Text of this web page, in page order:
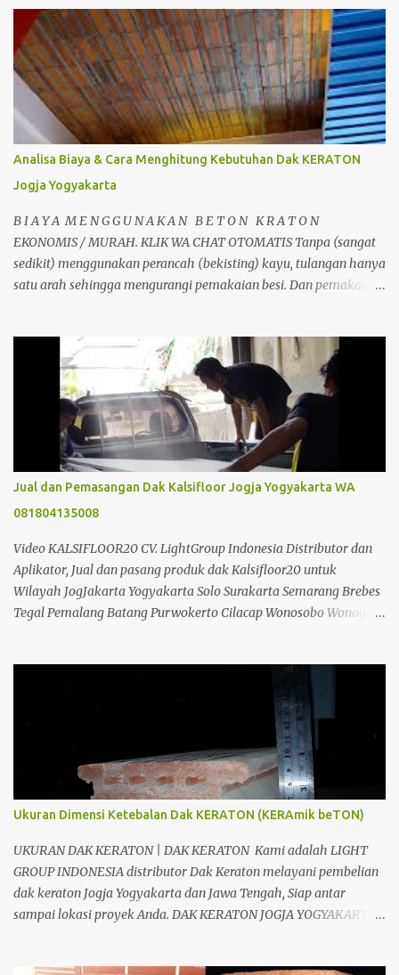
Analisa Biaya & Cara Menghitung Kebutuhan Dak KERATON
Jogja Yogyakarta
B I A Y A M E N G G U N A K A N B E T O N K R A T O N
EKONOMIS / MURAH. KLIK WA CHAT OTOMATIS Tanpa (sangat
sedikit) menggunakan perancah (bekisting) kayu, tulangan hanya
satu arah sehingga mengurangi pemakaian besi. Dan pemakaian
pembongkaran. Jadi jelas dari segi perancah sangat ada
penghematan. dibandingkan dengan pembuatan plat lantai beton
konvensional biasa. Selain itu juga tidak memerlukan alat bantu
seperti krane, sehingga dapat mengurangi biaya konstruksi.
Analisa Perbandingan Cor Beton Konfensional Dan Dak Beton
Kraton Analisa Harga Biaya Pekerjaan Beton Kraton/m2 & Cara
Menghitung Kebutuhan Dak KERATON : 1m2 DAK KRATON
AREA JOGJA & JAWA TENGAH Bahan Volume Satuan Harga
Satuan Jumlah Kraton T= 10 Cm 20 m2 10 ,000.00
200,000.00 Besi ...
Jual dan Pemasangan Dak Kalsifloor Jogja Yogyakarta WA
081804135008
Video KALSIFLOOR20 CV. LightGroup Indonesia Distributor dan
Aplikator, Jual dan pasang produk dak Kalsifloor20 untuk
Wilayah JogJakarta Yogyakarta Solo Surakarta Semarang Brebes
Tegal Pemalang Batang Purwokerto Cilacap Wonosobo Wonogiri
Jepara Kendal dan Jawa Tengah; Telp/SMS/WA 088802725212 /
081804135008 / 081325157177 PIN BB 53897EDC CV. Light Group
Indonesia adalah salah satu perusahaan yang bergerak dibidang
Distributor, Suplier, Aplikator dan Kontraktor bahan bangunan di
Jogja Yogyakarta. Dimana tujuan kami adalah berusaha
memberikan kemudahan Anda dalam membangun bangunan.
Kami CV. Light Group Indonesia, akan berusaha menjawab
kesulitan Anda. Kami berpengalaman dalam bidang
pembangunan dan konstruksi. Banyak produk yang kami
tawarkan, dari bahan untuk Dak, interior, eksterior, maupun jasa
kontraktor, tentunya juga dengan kualitas yan...
Ukuran Dimensi Ketebalan Dak KERATON (KERAmik beTON)
UKURAN DAK KERATON | DAK KERATON Kami adalah LIGHT
GROUP INDONESIA distributor Dak Keraton melayani pembelian
dak keraton Jogja Yogyakarta dan Jawa Tengah, Siap antar
sampai lokasi proyek Anda. DAK KERATON JOGJA YOGYAKARTA